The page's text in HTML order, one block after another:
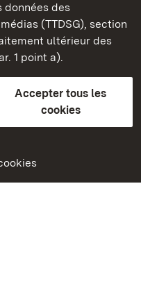
des
(TTDSG), section
ultérieur des
1 point a).
Accepter tous les
cookies
légales